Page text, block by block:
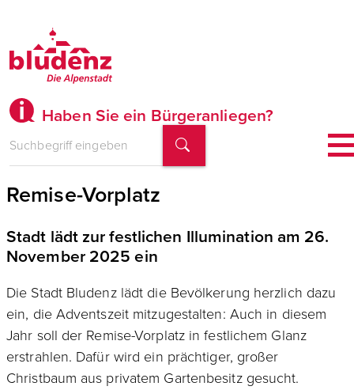
Haben Sie ein Bürgeranliegen?
Bludenz sucht Christbaum für den
Remise-Vorplatz
Stadt lädt zur festlichen Illumination am 26.
November 2025 ein
Die Stadt Bludenz lädt die Bevölkerung herzlich dazu
ein, die Adventszeit mitzugestalten: Auch in diesem
Jahr soll der Remise-Vorplatz in festlichem Glanz
erstrahlen. Dafür wird ein prächtiger, großer
Christbaum aus privatem Gartenbesitz gesucht.